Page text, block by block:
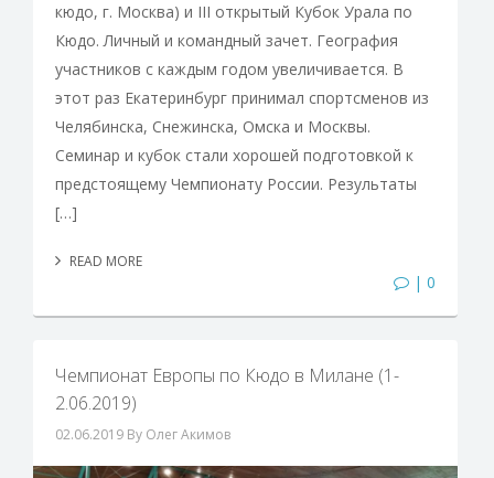
кюдо, г. Москва) и III открытый Кубок Урала по
Кюдо. Личный и командный зачет. География
участников с каждым годом увеличивается. В
этот раз Екатеринбург принимал спортсменов из
Челябинска, Снежинска, Омска и Москвы.
Семинар и кубок стали хорошей подготовкой к
предстоящему Чемпионату России. Результаты
[…]
READ MORE
| 0
Чемпионат Европы по Кюдо в Милане (1-
2.06.2019)
02.06.2019 By Олег Акимов